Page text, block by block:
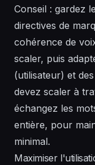
Conseil : gardez
directives de
cohérence de
scaler, puis
(utilisateur) et
devez scaler à
échangez les
entière, pour
minimal.
Maximiser